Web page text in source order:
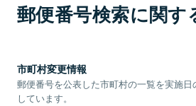
郵便番号検索に関す
市町村変更情報
郵便番号を公表した市町村の一覧を実施
しています。